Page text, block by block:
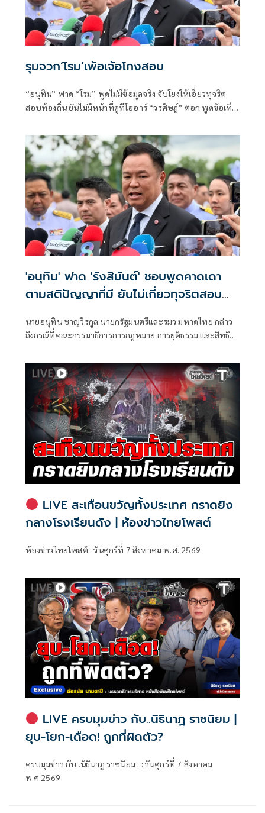
รุมจวก‘โรม’เพ้อเจ้อโกงสอบ
“อนุทิน” ฟาด “โรม” พูดไม่มีข้อมูลจริง จับโยงให้เอี่ยวทุจริต
สอบท้องถิ่น ยันไม่มีหน้าที่ดูทีโออาร์ “วรศิษฎ์” ตอก พูดข้อเท็จ
'อนุทิน' ฟาด 'รังสิมันต์' ชอบพูดคาดเดา
ตามสติปัญญาที่มี ยันไม่เกี่ยวทุจริตสอบ
นายอนุทิน ชาญวีรกูล นายกรัฐมนตรีและรมว.มหาดไทย กล่าว
ถึงกรณีที่คณะกรรมาธิการการกฎหมาย การยุติธรรม และสิทธิ
กรรมาธิการ มีการอ้างชื่อนายกรัฐมนตรี เข้าไปเกี่ยวข้องกับการ
ทุจริตสอบท้องถิ่น
LIVE สะเทือนขวัญทั้งประเทศ กราดยิง
กลางโรงเรียนดัง | ห้องข่าวไทยโพสต์
ห้องข่าวไทยโพสต์ : วันศุกร์ที่ 7 สิงหาคม พ.ศ. 2569
LIVE ครบมุมข่าว กับ..นิธินาฏ ราชนิยม |
ยุบ-โยก-เดือด! ถูกที่ผิดตัว?
ครบมุมข่าว กับ..นิธินาฏ ราชนิยม : : วันศุกร์ที่ 7 สิงหาคม
พ.ศ.2569